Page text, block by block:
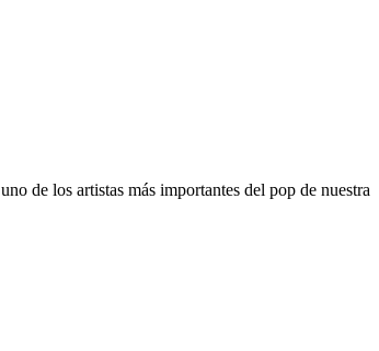
de los artistas más importantes del pop de nuestra